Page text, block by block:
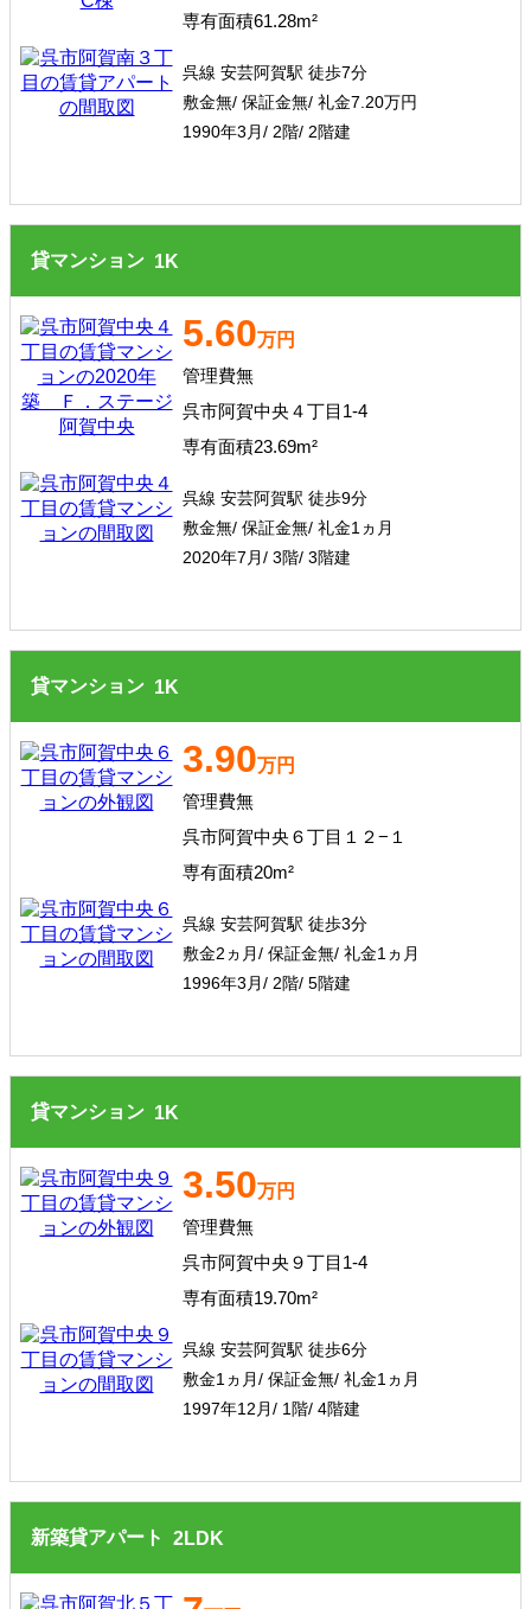
専有面積61.28m²
呉線 安芸阿賀駅 徒歩7分
敷金無/ 保証金無/ 礼金7.20万円
1990年3月/ 2階/ 2階建
貸マンション 1K
5.60万円
管理費無
呉市阿賀中央４丁目1-4
専有面積23.69m²
呉線 安芸阿賀駅 徒歩9分
敷金無/ 保証金無/ 礼金1ヵ月
2020年7月/ 3階/ 3階建
貸マンション 1K
3.90万円
管理費無
呉市阿賀中央６丁目１２−１
専有面積20m²
呉線 安芸阿賀駅 徒歩3分
敷金2ヵ月/ 保証金無/ 礼金1ヵ月
1996年3月/ 2階/ 5階建
貸マンション 1K
3.50万円
管理費無
呉市阿賀中央９丁目1-4
専有面積19.70m²
呉線 安芸阿賀駅 徒歩6分
敷金1ヵ月/ 保証金無/ 礼金1ヵ月
1997年12月/ 1階/ 4階建
新築貸アパート 2LDK